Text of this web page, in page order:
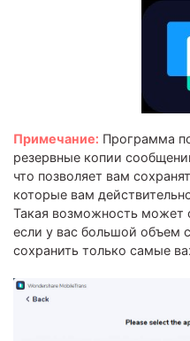
Примечание: Программа
резервные копии
что позволяет вам
которые вам
Такая возможность может
если у вас большой объем
сохранить только самые